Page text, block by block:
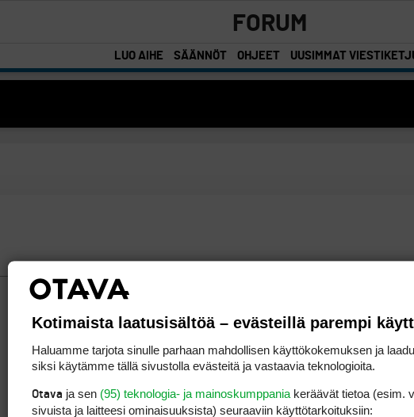
FORUM
LUO AIHE SÄÄNNÖT OHJEET UUSIMMAT
Kotimaista laatusisältöä – evästeillä parempi
Haluamme tarjota sinulle parhaan mahdollisen käyttökokemuksen ja
siksi käytämme tällä sivustolla evästeitä ja vastaavia teknologioita.
Otava ja sen (95) teknologia- ja mainoskumppania keräävät tietoa (esim.
sivuista ja laitteesi ominaisuuk­sista) seuraaviin käyttötarkoituksiin: